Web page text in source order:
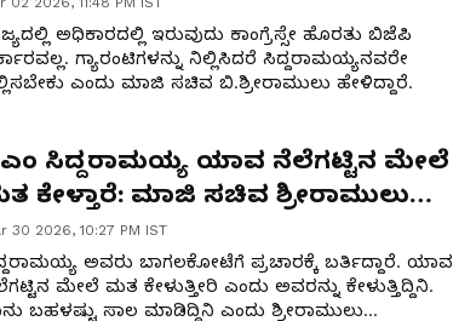
ಅಧಿಕಾರದಲ್ಲಿ ಇರುವುದು ಕಾಂಗ್ರೆಸ್ಸೇ ಹೊರತು ಬಿಜೆಪಿ
ಗ್ಯಾರಂಟಿಗಳನ್ನು ನಿಲ್ಲಿಸಿದರೆ ಸಿದ್ದರಾಮಯ್ಯನವರೇ
ಎಂದು ಮಾಜಿ ಸಚಿವ ಬಿ.ಶ್ರೀರಾಮುಲು ಹೇಳಿದ್ದಾರೆ.
ಸಿದ್ದರಾಮಯ್ಯ ಯಾವ ನೆಲೆಗಟ್ಟಿನ ಮೇಲೆ
ಕೇಳ್ತಾರೆ: ಮಾಜಿ ಸಚಿವ ಶ್ರೀರಾಮುಲು
30 2026, 10:27 PM IST
ಅವರು ಬಾಗಲಕೋಟೆಗೆ ಪ್ರಚಾರಕ್ಕೆ ಬರ್ತಿದ್ದಾರೆ. ಯಾವ
ಮೇಲೆ ಮತ ಕೇಳುತ್ತೀರಿ ಎಂದು ಅವರನ್ನು ಕೇಳುತ್ತಿದ್ದಿನಿ.
ಬಹಳಷ್ಟು ಸಾಲ ಮಾಡಿದ್ದಿನಿ ಎಂದು ಶ್ರೀರಾಮುಲು